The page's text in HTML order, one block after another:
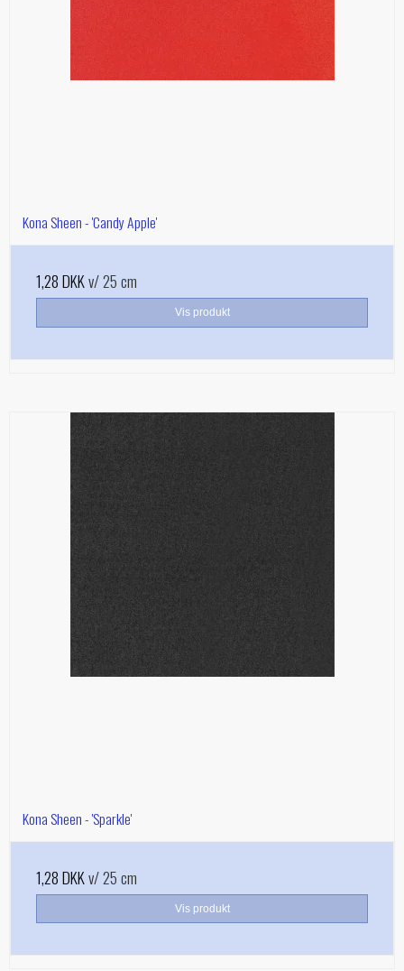
Kona Sheen - 'Candy Apple'
1,28 DKKv/ 25 cm
Vis produkt
Kona Sheen - 'Sparkle'
1,28 DKKv/ 25 cm
Vis produkt